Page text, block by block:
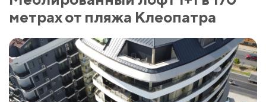
метрах от пляжа Клеопатра